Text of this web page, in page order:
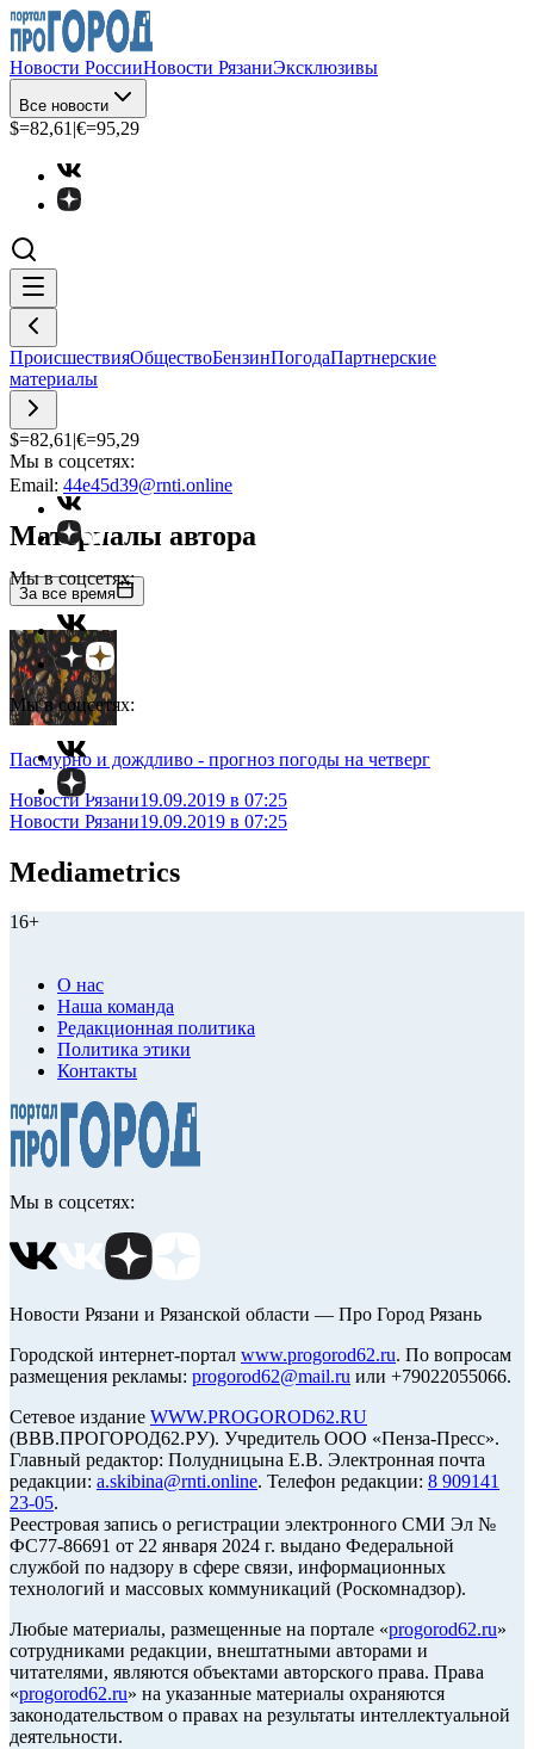
Новости РоссииНовости РязаниЭксклюзивы
Все новости
$=82,61 |€=95,29
ПроисшествияОбществоБензинПогодаПартнерские
материалы
$=82,61 |€=95,29
Мы в соцсетях:
Мы в соцсетях:
Мы в соцсетях:
Email: 44e45d39@rnti.online
Материалы автора
За все время
Пасмурно и дождливо - прогноз погоды на четверг
Новости Рязани19.09.2019 в 07:25
Новости Рязани19.09.2019 в 07:25
Mediametrics
16+
О нас
Наша команда
Редакционная политика
Политика этики
Контакты
Мы в соцсетях:
Новости Рязани и Рязанской области — Про Город Рязань
Городской интернет-портал www.progorod62.ru. По вопросам
размещения рекламы: progorod62@mail.ru или +79022055066.
Сетевое издание WWW.PROGOROD62.RU
(ВВВ.ПРОГОРОД62.РУ). Учредитель ООО «Пенза-Пресс».
Главный редактор: Полудницына Е.В. Электронная почта
редакции: a.skibina@rnti.online. Телефон редакции: 8 909141
23-05.
Реестровая запись о регистрации электронного СМИ Эл №
ФС77-86691 от 22 января 2024 г. выдано Федеральной
службой по надзору в сфере связи, информационных
технологий и массовых коммуникаций (Роскомнадзор).
Любые материалы, размещенные на портале «progorod62.ru»
сотрудниками редакции, внештатными авторами и
читателями, являются объектами авторского права. Права
«progorod62.ru» на указанные материалы охраняются
законодательством о правах на результаты интеллектуальной
деятельности.